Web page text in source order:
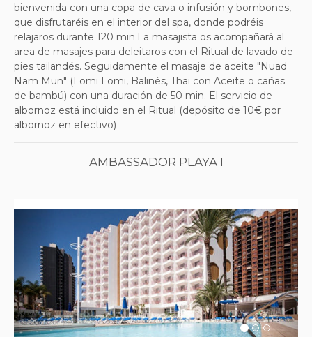
bienvenida con una copa de cava o infusión y bombones,
que disfrutaréis en el interior del spa, donde podréis
relajaros durante 120 min.La masajista os acompañará al
area de masajes para deleitaros con el Ritual de lavado de
pies tailandés. Seguidamente el masaje de aceite "Nuad
Nam Mun" (Lomi Lomi, Balinés, Thai con Aceite o cañas
de bambú) con una duración de 50 min. El servicio de
albornoz está incluido en el Ritual (depósito de 10€ por
albornoz en efectivo)
AMBASSADOR PLAYA I
Previous Next